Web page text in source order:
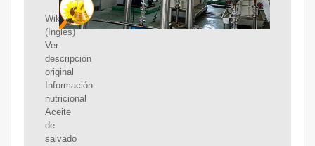
Wikipedia
(Inglés)
Ver
descripción
original
Información
nutricional
Aceite
de
salvado